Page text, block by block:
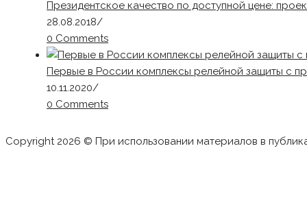
Президентское качество по доступной цене:
28.08.2018/
0 Comments
Первые в России комплексы релейной защиты с
10.11.2020/
0 Comments
Copyright 2026 © При использовании материалов в